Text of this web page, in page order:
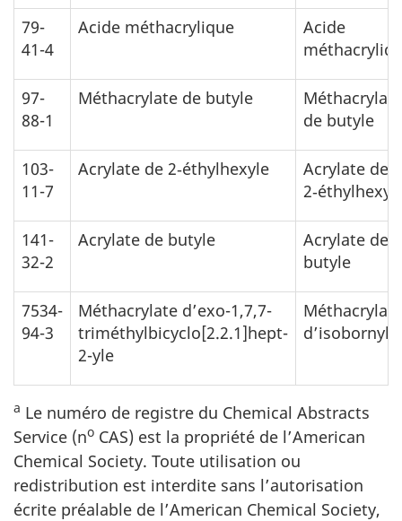
79-
41-4
Acide méthacrylique
Acide
97-
88-1
Méthacrylate de butyle
Méthacrylate
de butyle
103-
11-7
Acrylate de 2‑éthylhexyle
Acrylate de
141-
32-2
Acrylate de butyle
Acrylate de
butyle
7534-
94-3
Méthacrylate d’exo-1,7,7-
triméthylbicyclo[2.2.1]hept-
2-yle
Méthacrylate
d’isobornyle
a Le numéro de registre du Chemical Abstracts
Service (no CAS) est la propriété de l’American
Chemical Society. Toute utilisation ou
redistribution est interdite sans l’autorisation
écrite préalable de l’American Chemical Society,